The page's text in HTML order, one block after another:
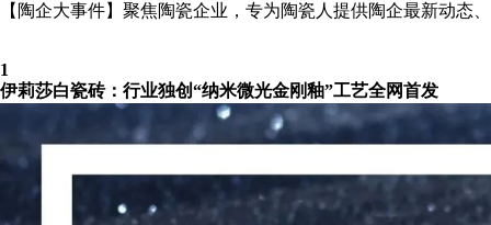
【陶企大事件】聚焦陶瓷企业，专为陶瓷人提供陶企最新动态
1
伊莉莎白瓷砖：行业独创“纳米微光金刚釉”工艺全网首发